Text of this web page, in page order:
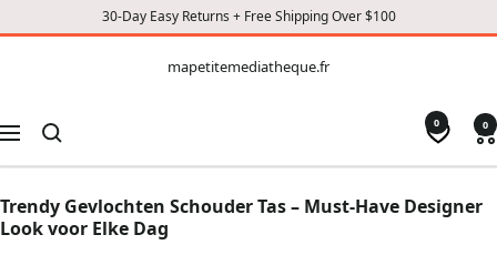
30-Day Easy Returns + Free Shipping Over $100
CONTENT
mapetitemediatheque.fr
Navigation
0 0
Trendy Gevlochten Schouder Tas – Must-Have Designer
Look voor Elke Dag